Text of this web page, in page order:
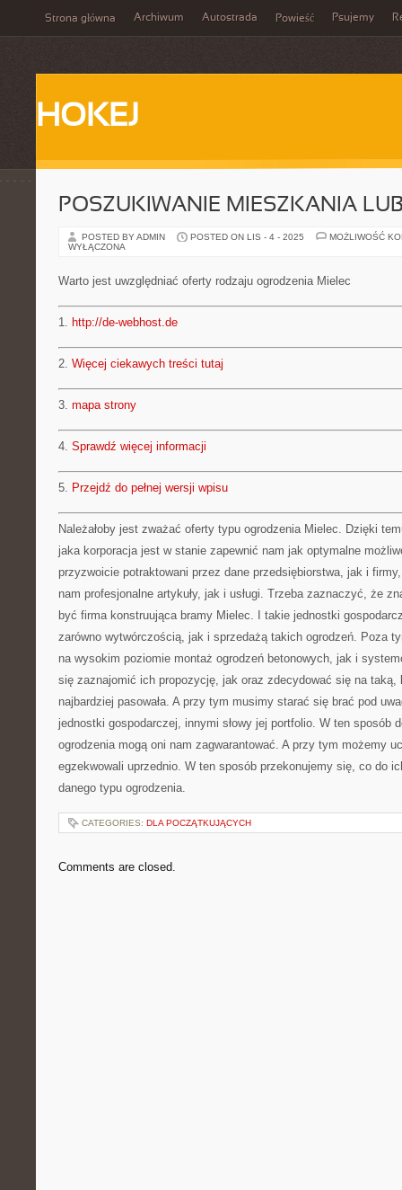
Strona główna Archiwum Autostrada Powieść Psujemy
HOKEJ
POSZUKIWANIE MIESZKANIA
POSTED BY ADMIN POSTED ON LIS - 4 - 2025
MOŻLIWOŚĆ
WYŁĄCZONA
Warto jest uwzględniać oferty rodzaju ogrodzenia Mielec
1. http://de-webhost.de
2. Więcej ciekawych treści tutaj
3. mapa strony
4. Sprawdź więcej informacji
5. Przejdź do pełnej wersji wpisu
Należałoby jest zważać oferty typu ogrodzenia Mielec. Dzięki
jaka korporacja jest w stanie zapewnić nam jak optymalne
przyzwoicie potraktowani przez dane przedsiębiorstwa, jak i
nam profesjonalne artykuły, jak i usługi. Trzeba zaznaczyć, że
być firma konstruująca bramy Mielec. I takie jednostki
zarówno wytwórczością, jak i sprzedażą takich ogrodzeń. Poza
na wysokim poziomie montaż ogrodzeń betonowych, jak i
się zaznajomić ich propozycję, jak oraz zdecydować się na taką,
najbardziej pasowała. A przy tym musimy starać się brać pod
jednostki gospodarczej, innymi słowy jej portfolio. W ten sposób
ogrodzenia mogą oni nam zagwarantować. A przy tym możemy
egzekwowali uprzednio. W ten sposób przekonujemy się, co do
danego typu ogrodzenia.
CATEGORIES: DLA POCZĄTKUJĄCYCH
Comments are closed.